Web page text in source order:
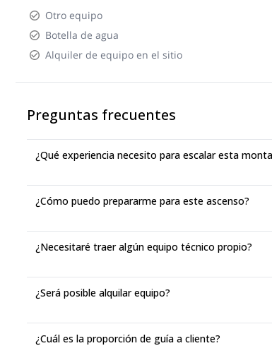
Otro equipo
Botella de agua
Alquiler de equipo en el sitio
Preguntas frecuentes
¿Qué experiencia necesito para escalar esta
¿Cómo puedo prepararme para este ascenso?
¿Necesitaré traer algún equipo técnico propio?
¿Será posible alquilar equipo?
¿Cuál es la proporción de guía a cliente?